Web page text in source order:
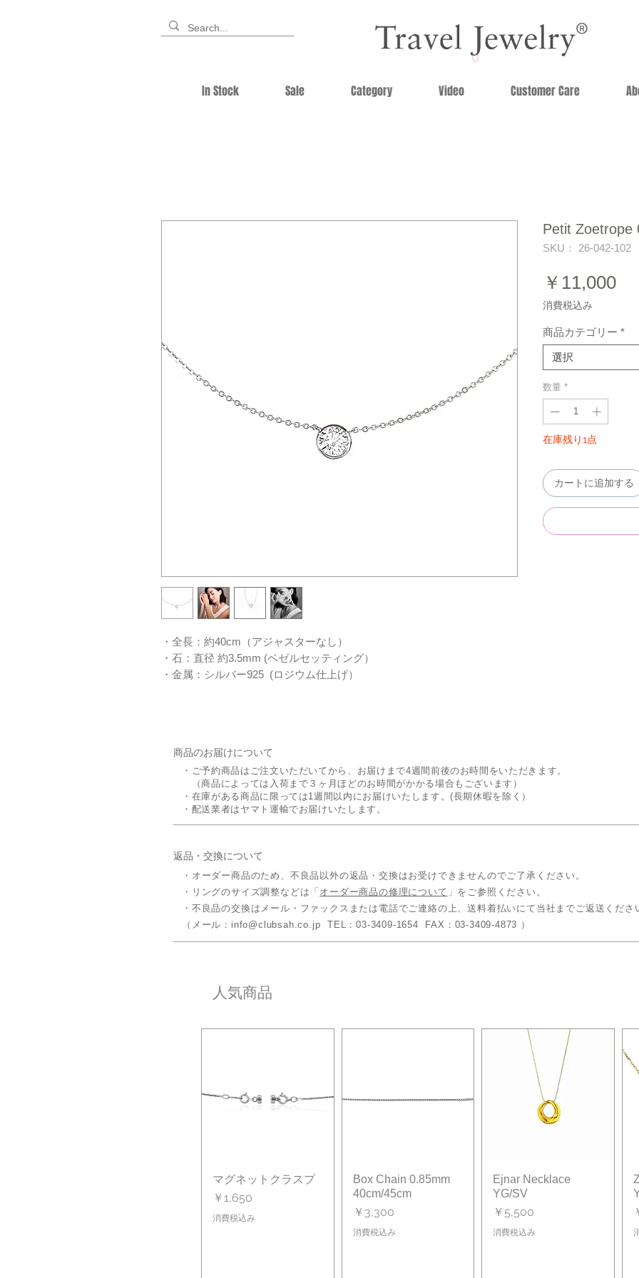
In Stock Sale Category Video Customer Care
・全長：約40cm（アジャスターなし）
・石：直径 約3.5mm (ベゼルセッティング）
・金属：シルバー925 (ロジウム仕上げ）
Petit Zoetrope
SKU： 26-042-102
￥11,000価
消費税込み
商品カテゴリー *
選択
数量 *
在庫残り1点
カートに追加する
商品のお届けについて
・ご予約商品はご注文いただいてから、お届けまで4週間前後のお時間をいただきます。
（商品によっては入荷まで３ヶ月ほどのお時間がかかる場合もございます）
・在庫がある商品に限っては1週間以内にお届けいたします。(長期休暇を除く）
・配送業者はヤマト運輸でお届けいたします。
返品・交換について
・オーダー商品のため、不良品以外の返品・交換はお受けできませんのでご了承ください。
​・リングのサイズ調整などは「 オーダー商品の修理について 」をご参照ください。
・不良品の交換はメール・ファックスまたは電話でご連絡の上、送料着払いにて当社までご返送くださ
（メール：info@clubsah.co.jp TEL：03-3409-1654 FAX：03-3409-4873 ）
人気商品
クイックビュー
マグネットクラスプ
価格
￥1,650
消費税込み
クイックビュー
Box Chain 0.85mm
40cm/45cm
価格
￥3,300
消費税込み
クイックビュー
Ejnar Necklace
YG/SV
価格
￥5,500
消費税込み